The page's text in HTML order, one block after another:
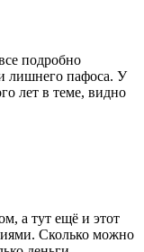
подробно
лишнего пафоса. У
лет в теме, видно
а тут ещё и этот
Сколько можно